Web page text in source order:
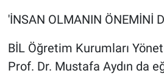
'İNSAN OLMANIN ÖNEMİNİ
BİL Öğretim Kurumları
Prof. Dr. Mustafa Aydın da